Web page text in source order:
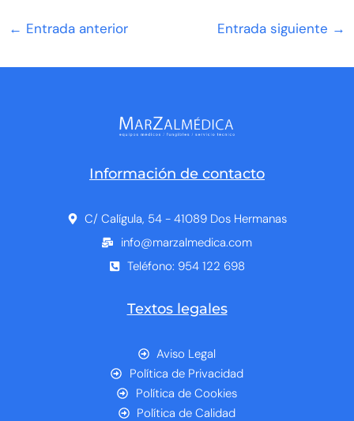
← Entrada anterior Entrada siguiente →
Información de contacto
C/ Calígula, 54 - 41089 Dos Hermanas
info@marzalmedica.com
Teléfono: 954 122 698
Textos legales
Aviso Legal
Política de Privacidad
Política de Cookies
Política de Calidad